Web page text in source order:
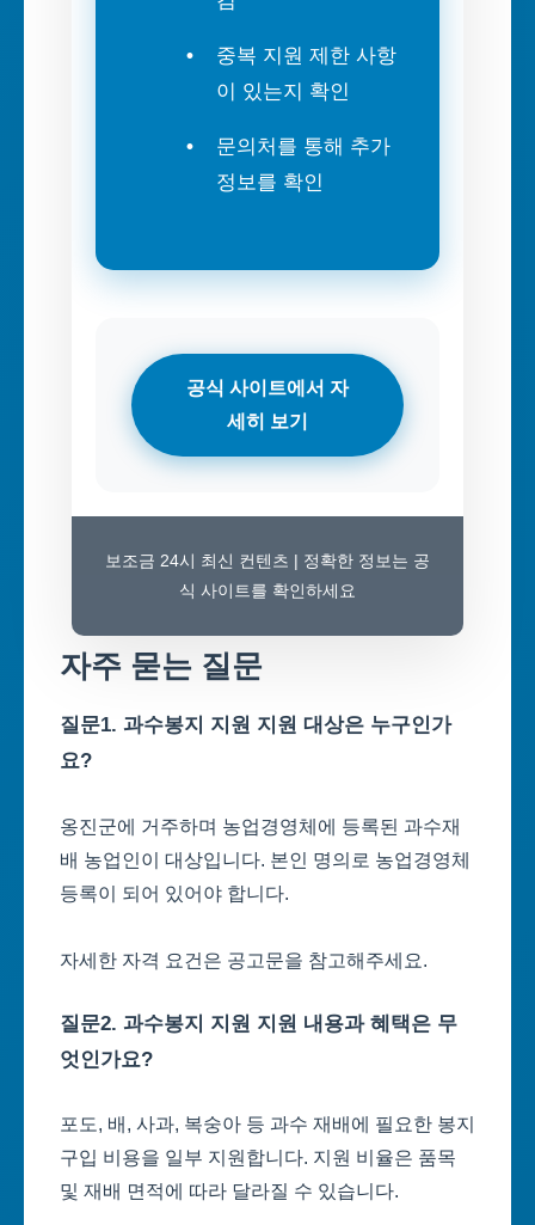
중복 지원 제한 사항
이 있는지 확인
문의처를 통해 추가
정보를 확인
공식 사이트에서 자
세히 보기
보조금 24시 최신 컨텐츠 | 정확한 정보는 공
식 사이트를 확인하세요
자주 묻는 질문
질문1. 과수봉지 지원 지원 대상은 누구인가
요?
옹진군에 거주하며 농업경영체에 등록된 과수재
배 농업인이 대상입니다. 본인 명의로 농업경영체
등록이 되어 있어야 합니다.
자세한 자격 요건은 공고문을 참고해주세요.
질문2. 과수봉지 지원 지원 내용과 혜택은 무
엇인가요?
포도, 배, 사과, 복숭아 등 과수 재배에 필요한 봉지
구입 비용을 일부 지원합니다. 지원 비율은 품목
및 재배 면적에 따라 달라질 수 있습니다.